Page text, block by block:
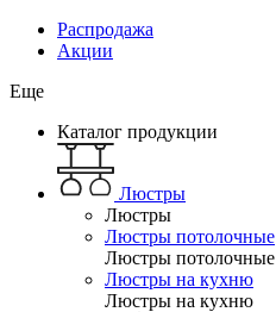
Распродажа
Акции
Еще
Каталог продукции
Люстры
Люстры
Люстры потолочные
Люстры потолочные
Люстры на кухню
Люстры на кухню